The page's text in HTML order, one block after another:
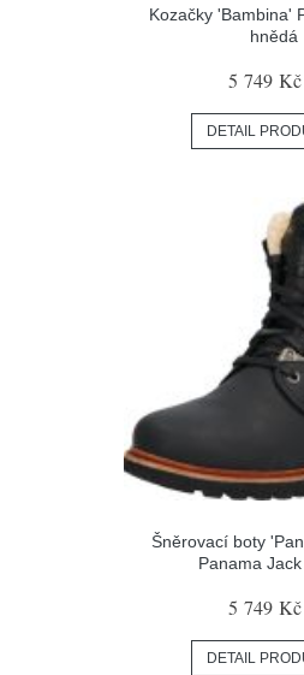
Kozačky 'Bambina'
hnědá
5 749 Kč
DETAIL
Šněrovací boty
Panama
5 749 Kč
DETAIL